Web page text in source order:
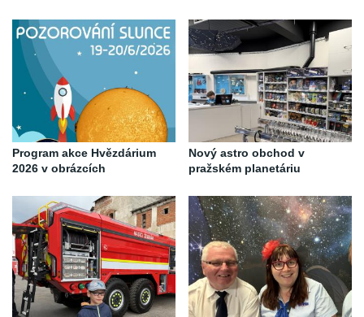
Program akce Hvězdárium
2026 v obrázcích
Nový astro obchod v
pražském planetáriu